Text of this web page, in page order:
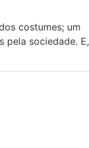
costumes; um
pela sociedade. E,